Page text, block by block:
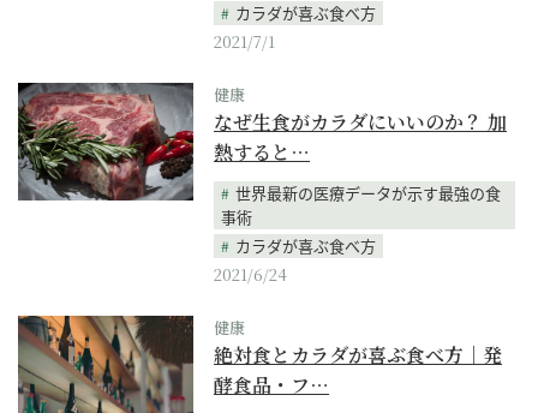
カラダが喜ぶ食べ方
2021/7/1
健康
なぜ生食がカラダにいいのか？ 加
熱すると…
世界最新の医療データが示す最強の食
事術
カラダが喜ぶ食べ方
2021/6/24
健康
絶対食とカラダが喜ぶ食べ方｜発
酵食品・フ…